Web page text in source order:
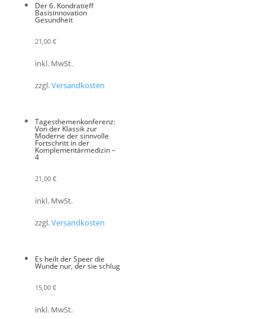
Der 6. Kondratieff
Basisinnovation
Gesundheit
21,00 €
inkl. MwSt.
zzgl.Versandkosten
Tagesthemenkonferenz:
Von der Klassik zur
Moderne der sinnvolle
Fortschritt in der
Komplementärmedizin –
4
21,00 €
inkl. MwSt.
zzgl.Versandkosten
Es heilt der Speer die
Wunde nur, der sie schlug
15,00 €
inkl. MwSt.